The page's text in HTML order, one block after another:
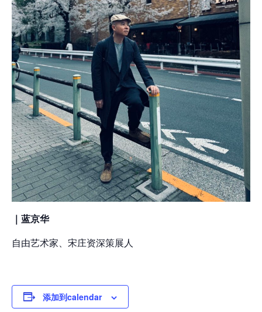
｜蓝京华
自由艺术家、宋庄资深策展人
添加到calendar